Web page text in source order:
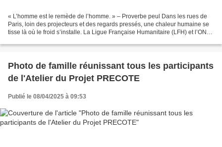
« L’homme est le remède de l’homme. » – Proverbe peul Dans les rues de
Paris, loin des projecteurs et des regards pressés, une chaleur humaine se
tisse là où le froid s’installe. La Ligue Française Humanitaire (LFH) et l’ONG
Photo de famille réunissant tous les participants
de l'Atelier du Projet PRECOTE
Publié le 08/04/2025 à 09:53